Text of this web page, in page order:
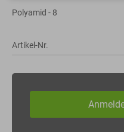
Polyamid - 8
Artikel-Nr.